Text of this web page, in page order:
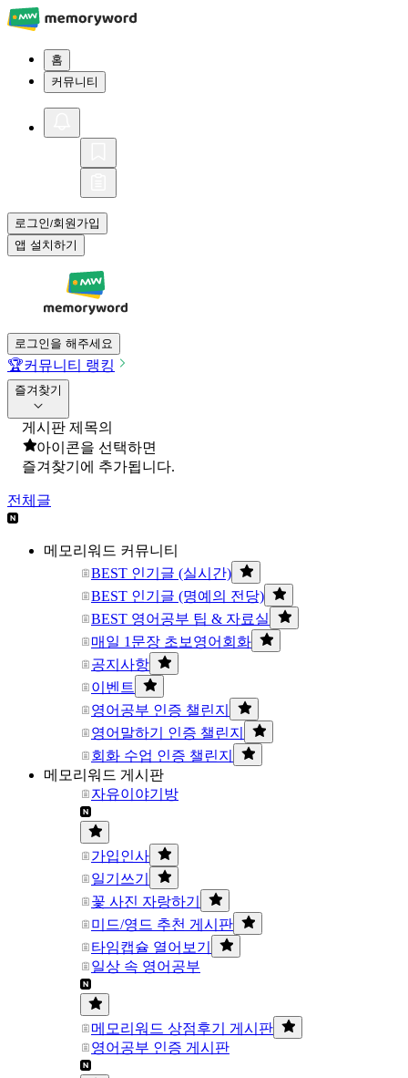
홈
커뮤니티
로그인/회원가입
앱 설치하기
로그인을 해주세요
🏆커뮤니티 랭킹
즐겨찾기
게시판 제목의
아이콘을 선택하면
즐겨찾기에 추가됩니다.
전체글
메모리워드 커뮤니티
BEST 인기글 (실시간)
BEST 인기글 (명예의 전당)
BEST 영어공부 팁 & 자료실
매일 1문장 초보영어회화
공지사항
이벤트
영어공부 인증 챌린지
영어말하기 인증 챌린지
회화 수업 인증 챌린지
메모리워드 게시판
자유이야기방
가입인사
일기쓰기
꽃 사진 자랑하기
미드/영드 추천 게시판
타임캡슐 열어보기
일상 속 영어공부
메모리워드 상점후기 게시판
영어공부 인증 게시판